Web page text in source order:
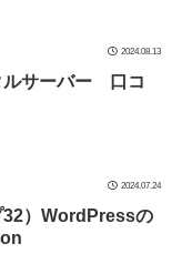
2024.08.13
ルサーバー 口コ
2024.07.24
32）WordPressの